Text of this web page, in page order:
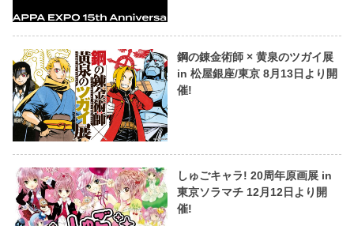
鋼の錬金術師 × 黄泉のツガイ展
in 松屋銀座/東京 8月13日より開
催!
しゅごキャラ! 20周年原画展 in
東京ソラマチ 12月12日より開
催!